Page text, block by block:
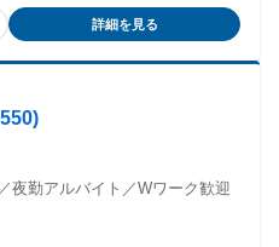
◎成長企業で新しいポストに挑
ムや拠点のマネジメントに関わ
詳細を見る
夜勤アルバイト／Wワーク歓迎